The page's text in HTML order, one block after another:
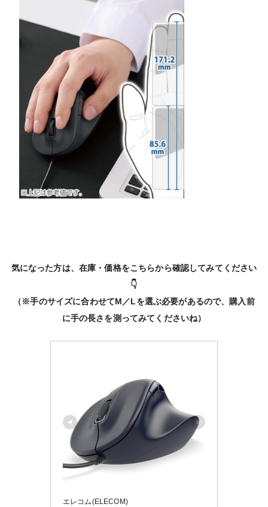
気になった方は、在庫・価格をこちらから確認してみてください
👇
（※手のサイズに合わせてM／Lを選ぶ必要があるので、購入前
に手の長さを測ってみてくださいね）
エレコム(ELECOM)